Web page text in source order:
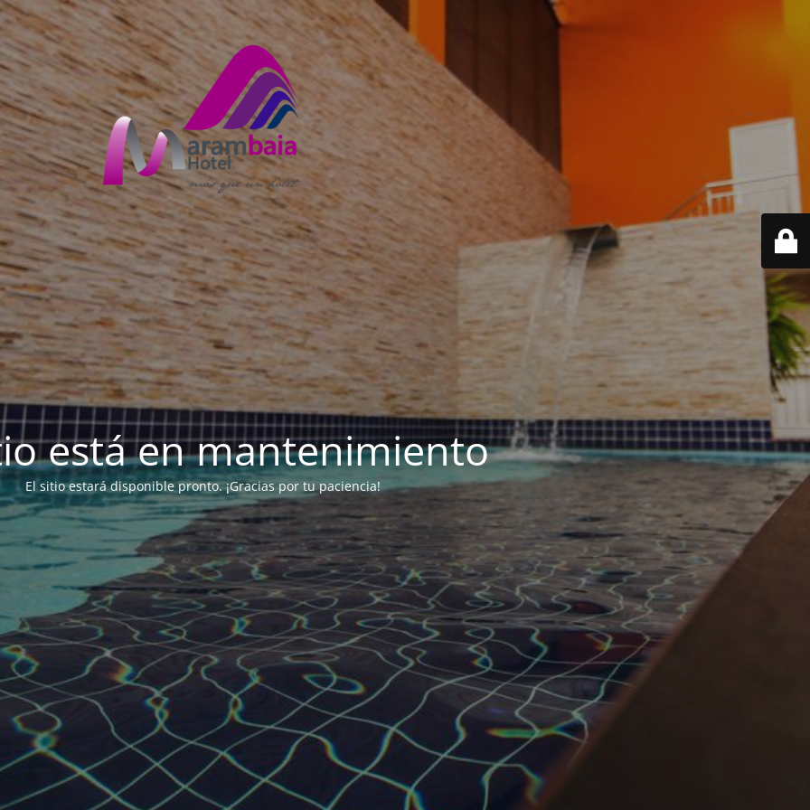
está en mantenimiento
El sitio estará disponible pronto. ¡Gracias por tu paciencia!